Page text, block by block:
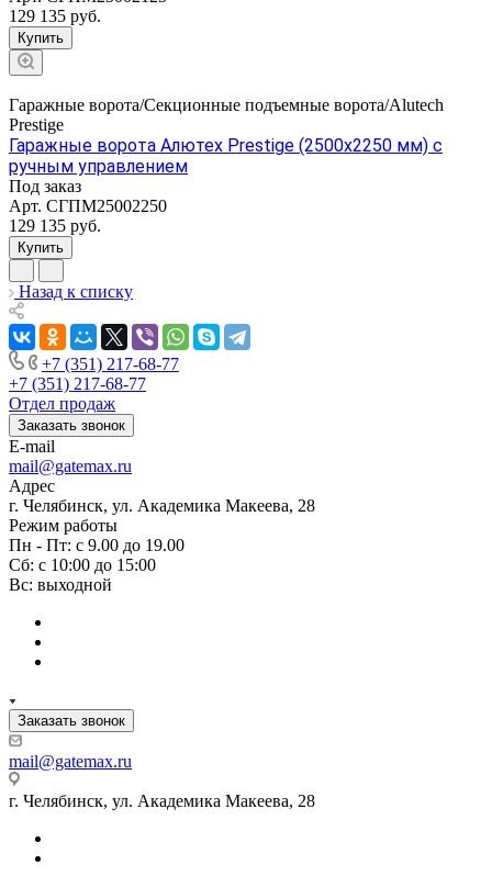
129 135 руб.
Купить
Гаражные ворота/Секционные подъемные ворота/Alutech
Prestige
Гаражные ворота Алютех Prestige (2500x2250 мм) с
ручным управлением
Под заказ
Арт. СГПМ25002250
129 135 руб.
Купить
Назад к списку
+7 (351) 217-68-77
+7 (351) 217-68-77
Отдел продаж
Заказать звонок
E-mail
mail@gatemax.ru
Адрес
г. Челябинск, ул. Академика Макеева, 28
Режим работы
Пн - Пт: с 9.00 до 19.00
Сб: с 10:00 до 15:00
Вс: выходной
Заказать звонок
mail@gatemax.ru
г. Челябинск, ул. Академика Макеева, 28